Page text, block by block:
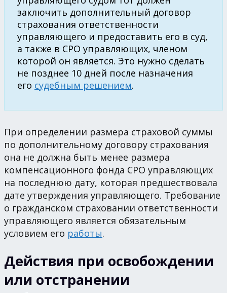
заключить дополнительный договор
страхования ответственности
управляющего и предоставить его в суд,
а также в СРО управляющих, членом
которой он является. Это нужно сделать
не позднее 10 дней после назначения
его судебным решением.
При определении размера страховой суммы
по дополнительному договору страхования
она не должна быть менее размера
компенсационного фонда СРО управляющих
на последнюю дату, которая предшествовала
дате утверждения управляющего. Требование
о гражданском страховании ответственности
управляющего является обязательным
условием его работы.
Действия при освобождении
или отстранении